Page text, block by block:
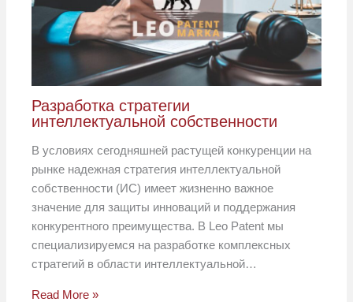
Разработка стратегии
интеллектуальной собственности
В условиях сегодняшней растущей конкуренции на
рынке надежная стратегия интеллектуальной
собственности (ИС) имеет жизненно важное
значение для защиты инноваций и поддержания
конкурентного преимущества. В Leo Patent мы
специализируемся на разработке комплексных
стратегий в области интеллектуальной…
Read More »